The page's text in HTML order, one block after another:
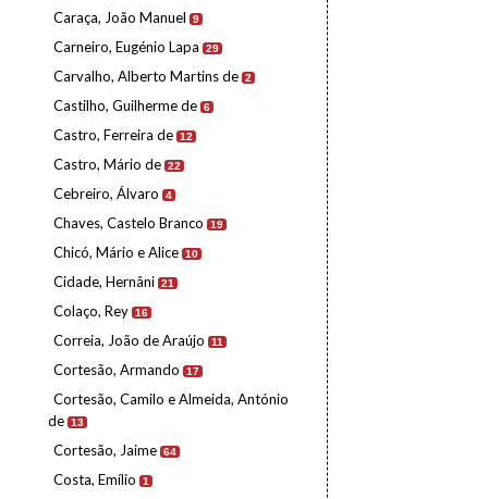
Caraça, João Manuel 9
Carneiro, Eugénio Lapa 29
Carvalho, Alberto Martins de 2
Castilho, Guilherme de 6
Castro, Ferreira de 12
Castro, Mário de 22
Cebreiro, Álvaro 4
Chaves, Castelo Branco 19
Chicó, Mário e Alice 10
Cidade, Hernâni 21
Colaço, Rey 16
Correia, João de Araújo 11
Cortesão, Armando 17
Cortesão, Camilo e Almeida, António
de 13
Cortesão, Jaime 64
Costa, Emílio 1